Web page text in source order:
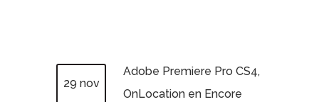
29 nov
Adobe Premiere Pro CS4,
OnLocation en Encore